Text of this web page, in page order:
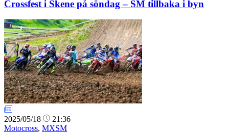
Crossfest i Skene på söndag – SM tillbaka i byn
2025/05/18
21:36
Motocross, MXSM